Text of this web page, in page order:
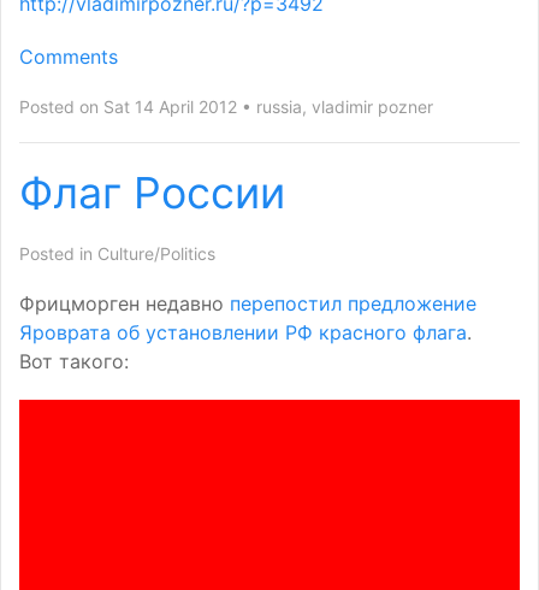
Comments
Posted on Sat 14 April 2012 russia, vladimir pozner
Флаг России
Posted in Culture/Politics
Фрицморген недавно перепостил предложение
Яроврата об установлении РФ красного флага.
Вот такого: